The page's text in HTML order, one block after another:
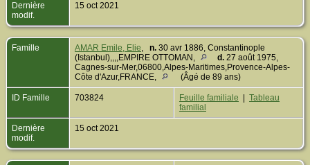
Dernière
modif.
15 oct 2021
Famille AMAR Emile, Elie, n. 30 avr 1886, Constantinople
(Istanbul),,,,EMPIRE OTTOMAN,
d. 27 août 1975,
Cagnes-sur-Mer,06800,Alpes-Maritimes,Provence-Alpes-
Côte d'Azur,FRANCE,
(Âgé de 89 ans)
ID Famille 703824 Feuille familiale
Tableau
familial
Dernière
modif.
15 oct 2021